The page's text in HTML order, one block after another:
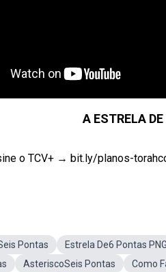
A ESTRELA
o TCV+ → bit.ly/planos-
Pontas Estrela De6 Pontas PNG
AsteriscoSeis Pontas
Como